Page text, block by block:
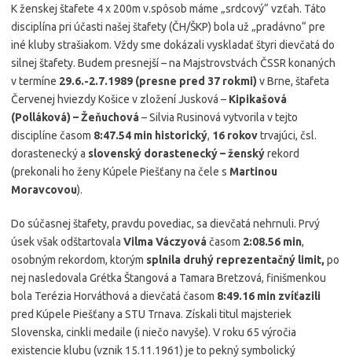
K ženskej štafete 4 x 200m v.spôsob máme „srdcový“ vzťah. Táto
disciplína pri účasti našej štafety (ČH/ŠKP) bola už „pradávno“ pre
iné kluby strašiakom. Vždy sme dokázali vyskladať štyri dievčatá do
silnej štafety. Budem presnejší – na Majstrovstvách ČSSR konaných
v termíne 29.6.-2.7.1989 (presne pred 37 rokmi) v Brne, štafeta
Červenej hviezdy Košice v zložení Jusková – Kipikašová
(Polláková) – Žeňuchová– Silvia Rusinová vytvorila v tejto
disciplíne časom 8:47.54 min historický, 16 rokovtrvajúci, čsl.
dorastenecký a slovenský dorastenecký – ženskýrekord
(prekonali ho ženy Kúpele Piešťany na čele s Martinou
Moravcovou).
Do súčasnej štafety, pravdu povediac, sa dievčatá nehrnuli. Prvý
úsek však odštartovala Vilma Váczyováčasom 2:08.56 min,
osobným rekordom, ktorým splnila druhý reprezentačný limit, po
nej nasledovala Grétka Štangová a Tamara Bretzová, finišmenkou
bola Terézia Horváthová a dievčatá časom 8:49.16 min zvíťazili
pred Kúpele Piešťany a STU Trnava. Získali titul majsteriek
Slovenska, cinkli medaile (i niečo navyše). V roku 65 výročia
existencie klubu (vznik 15.11.1961) je to pekný symbolický